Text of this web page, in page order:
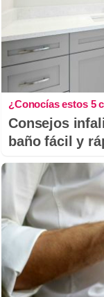
¿Conocías estos 5
Consejos
baño fácil y